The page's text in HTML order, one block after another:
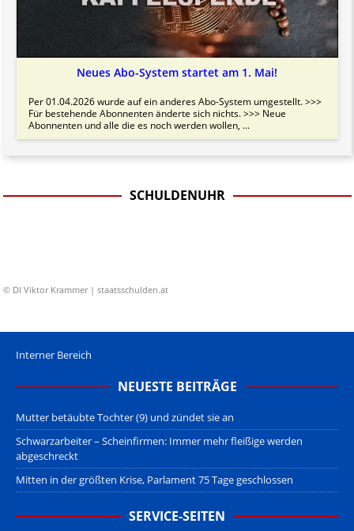
Neues Abo-System startet am 1. Mai!
Per 01.04.2026 wurde auf ein anderes Abo-System umgestellt. >>>
Für bestehende Abonnenten änderte sich nichts. >>> Neue
Abonnenten und alle die es noch werden wollen, ...
SCHULDENUHR
© DI Viktor Krammer | staatsschulden.at
Interner Bereich
NEUESTE BEITRÄGE
Mutter betäubte Tochter (9) und zündet sie an
Schwarzarbeiter – Scheinfirmen: Immer mehr fleißige werden
abgeschreckt
Mitten in der größten Krise, Parlament 75 Tage geschlossen
SERVICE-SEITEN